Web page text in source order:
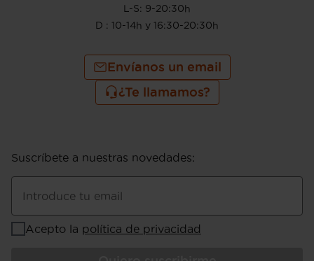
L-S: 9-20:30h
D : 10-14h y 16:30-20:30h
Envíanos un email
¿Te llamamos?
Suscríbete a nuestras novedades:
Introduce tu email
Acepto la política de privacidad